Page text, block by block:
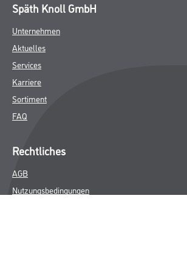
Späth Knoll GmbH
Unternehmen
Aktuelles
Services
Karriere
Sortiment
FAQ
Rechtliches
AGB
Nutzungsbedingungen